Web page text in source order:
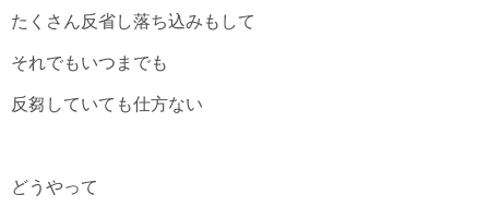
たくさん反省し落ち込みもして
それでもいつまでも
反芻していても仕方ない
どうやって